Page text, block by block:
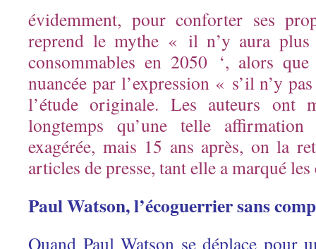
évidemment, pour conforter ses
reprend le mythe « il n’y aura plus
consommables en 2050 ‘, alors
nuancée par l’expression « s’il n’y
l’étude originale. Les auteurs ont
longtemps qu’une telle
exagérée, mais 15 ans après, on la
articles de presse, tant elle a marqué
Paul Watson, l’écoguerrier sans
Quand Paul Watson se déplace pour